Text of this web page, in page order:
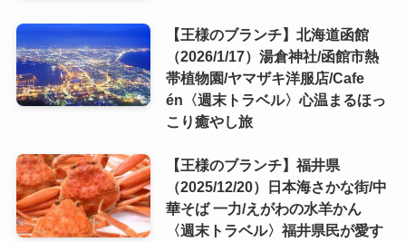
【王様のブランチ】北海道函館
（2026/1/17）湯倉神社/函館市熱
帯植物園/ヤマザキ洋服店/Cafe
én〈週末トラベル〉心温まるほっ
こり癒やし旅
【王様のブランチ】福井県
（2025/12/20）日本海さかな街/中
華そば 一力/えがわの水羊かん
〈週末トラベル〉福井県民が愛す